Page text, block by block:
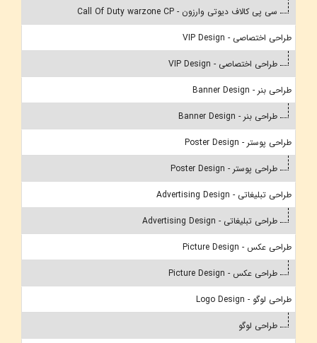
سی پی کالاف دیوتی وارزون - Call Of Duty warzone CP
طراحی اختصاصی - VIP Design
طراحی اختصاصی - VIP Design
طراحی بنر - Banner Design
طراحی بنر - Banner Design
طراحی پوستر - Poster Design
طراحی پوستر - Poster Design
طراحی تبلیغاتی - Advertising Design
طراحی تبلیغاتی - Advertising Design
طراحی عکس - Picture Design
طراحی عکس - Picture Design
طراحی لوگو - Logo Design
طراحی لوگو